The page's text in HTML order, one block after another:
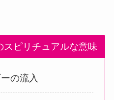
スピリチュアルな意味
の流入